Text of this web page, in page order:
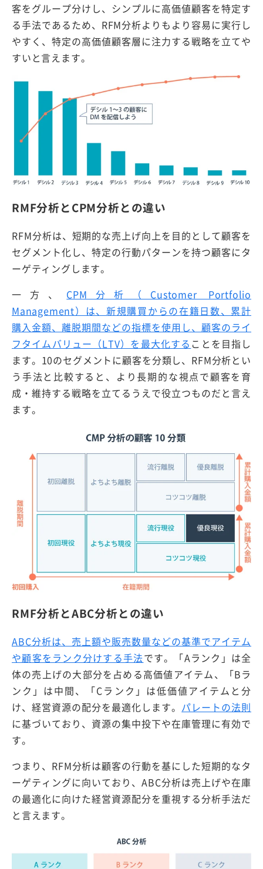
客をグループ分けし、シンプルに高価値顧客を特定す
る手法であるため、RFM分析よりもより容易に実行し
やすく、特定の高価値顧客層に注力する戦略を立てや
すいと言えます。
RMF分析とCPM分析との違い
RFM分析は、短期的な売上げ向上を目的として顧客を
セグメント化し、特定の行動パターンを持つ顧客にタ
ーゲティングします。
一方、 CPM分析（Customer Portfolio
Management）は、新規購買からの在籍日数、累計
購入金額、離脱期間などの指標を使用し、顧客のライ
フタイムバリュー（LTV）を最大化する ことを目指し
ます。10のセグメントに顧客を分類し、RFM分析とい
う手法と比較すると、より長期的な視点で顧客を育
成・維持する戦略を立てるうえで役立つものだと言え
ます。
RMF分析とABC分析との違い
ABC分析は、売上額や販売数量などの基準でアイテム
や顧客をランク分けする手法です。「Aランク」は全
体の売上げの大部分を占める高価値アイテム、「Bラ
ンク」は中間、「Cランク」は低価値アイテムと分
け、経営資源の配分を最適化します。 パレートの法則
に基づいており、資源の集中投下や在庫管理に有効で
す。
つまり、RFM分析は顧客の行動を基にした短期的なタ
ーゲティングに向いており、ABC分析は売上げや在庫
の最適化に向けた経営資源配分を重視する分析手法だ
と言えます。